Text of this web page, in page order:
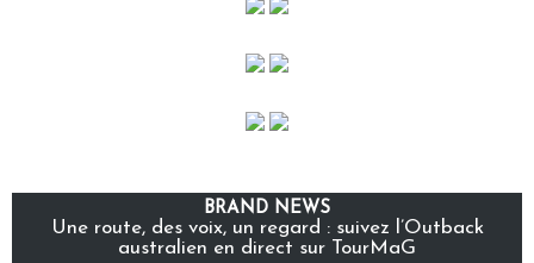
BRAND NEWS
Une route, des voix, un regard : suivez l’Outback
australien en direct sur TourMaG